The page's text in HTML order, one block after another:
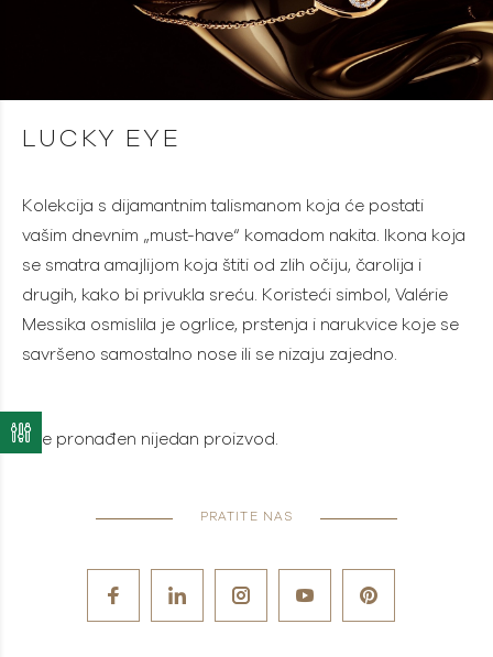
LUCKY EYE
Kolekcija s dijamantnim talismanom koja će postati
vašim dnevnim „must-have“ komadom nakita. Ikona koja
se smatra amajlijom koja štiti od zlih očiju, čarolija i
drugih, kako bi privukla sreću. Koristeći simbol, Valérie
Messika osmislila je ogrlice, prstenja i narukvice koje se
savršeno samostalno nose ili se nizaju zajedno.
Nije pronađen nijedan proizvod.
PRATITE NAS